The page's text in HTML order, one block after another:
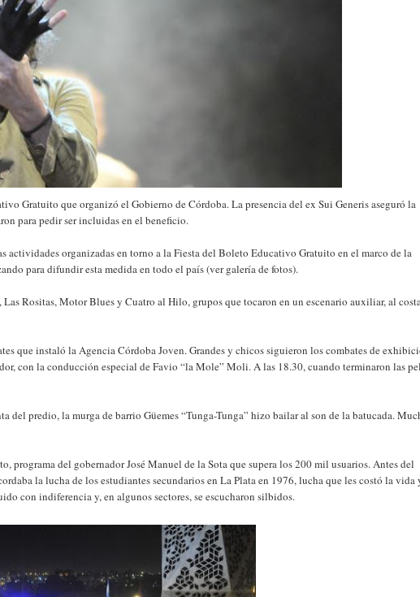
Gratuito que organizó el Gobierno de Córdoba. La presencia del ex Sui Generis aseguró la
para pedir ser incluidas en el beneficio.
actividades organizadas en torno a la Fiesta del Boleto Educativo Gratuito en el marco de la
para difundir esta medida en todo el país (ver galería de fotos).
Rositas, Motor Blues y Cuatro al Hilo, grupos que tocaron en un escenario auxiliar, al
que instaló la Agencia Córdoba Joven. Grandes y chicos siguieron los combates de
con la conducción especial de Favio “la Mole” Moli. A las 18.30, cuando terminaron las
del predio, la murga de barrio Güemes “Tunga-Tunga” hizo bailar al son de la batucada.
del gobernador José Manuel de la Sota que supera los 200 mil usuarios. Antes del
la lucha de los estudiantes secundarios en La Plata en 1976, lucha que les costó la vida
con indiferencia y, en algunos sectores, se escucharon silbidos.